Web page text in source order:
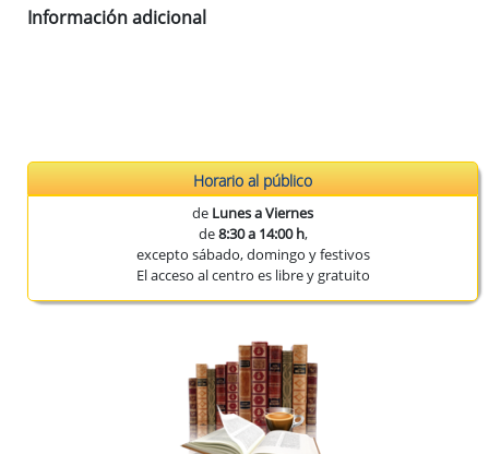
La Reex en BD Bibliográficas
Información adicional
Horario al público
de Lunes a Viernes
de8:30 a 14:00 h,
excepto sábado, domingo y festivos
El acceso al centro es libre y gratuito